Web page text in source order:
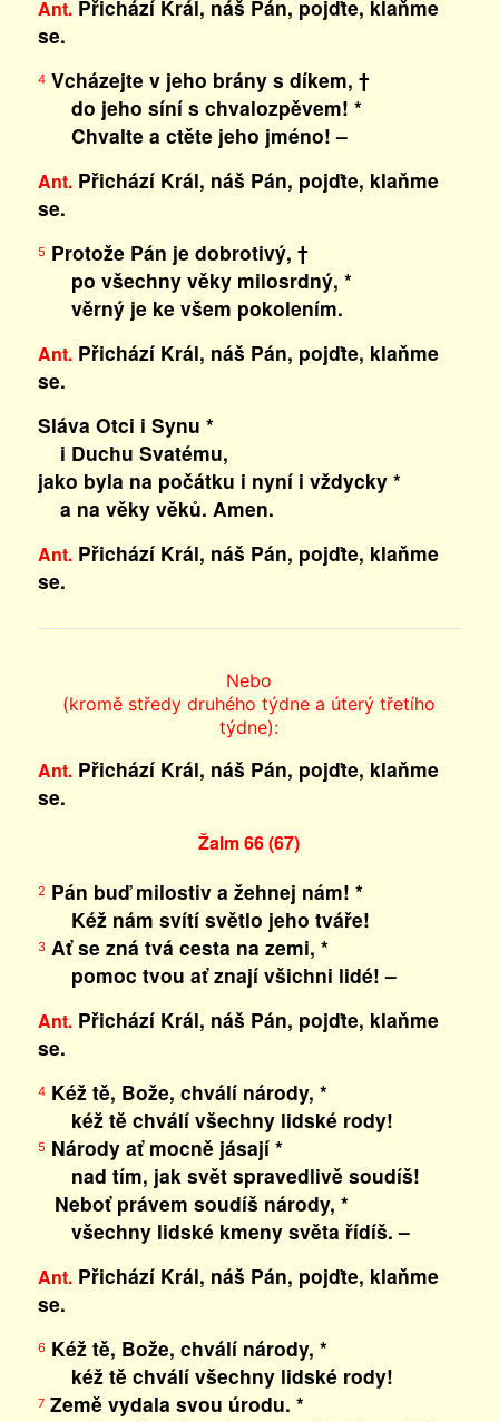
Ant.Přichází Král, náš Pán, pojďte, klaňme
se.
4Vcházejte v jeho brány s díkem, †
do jeho síní s chvalozpěvem! *
Chvalte a ctěte jeho jméno! –
Ant.Přichází Král, náš Pán, pojďte, klaňme
se.
5 Protože Pán je dobrotivý, †
po všechny věky milosrdný, *
věrný je ke všem pokolením.
Ant.Přichází Král, náš Pán, pojďte, klaňme
se.
Sláva Otci i Synu *
i Duchu Svatému,
jako byla na počátku i nyní i vždycky *
a na věky věků. Amen.
Ant.Přichází Král, náš Pán, pojďte, klaňme
se.
Nebo
(kromě středy druhého týdne a úterý třetího
týdne):
Ant.Přichází Král, náš Pán, pojďte, klaňme
se.
Žalm 66 (67)
2 Pán buď milostiv a žehnej nám! *
Kéž nám svítí světlo jeho tváře!
3Ať se zná tvá cesta na zemi, *
pomoc tvou ať znají všichni lidé! –
Ant.Přichází Král, náš Pán, pojďte, klaňme
se.
4Kéž tě, Bože, chválí národy, *
kéž tě chválí všechny lidské rody!
5 Národy ať mocně jásají *
nad tím, jak svět spravedlivě soudíš!
Neboť právem soudíš národy, *
všechny lidské kmeny světa řídíš. –
Ant.Přichází Král, náš Pán, pojďte, klaňme
se.
6Kéž tě, Bože, chválí národy, *
kéž tě chválí všechny lidské rody!
7Země vydala svou úrodu. *